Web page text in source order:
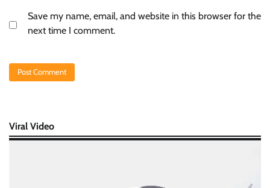
Save my name, email, and website in this browser for the
next time I comment.
Viral Video